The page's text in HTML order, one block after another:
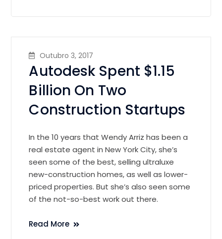
Outubro 3, 2017
Autodesk Spent $1.15
Billion On Two
Construction Startups
In the 10 years that Wendy Arriz has been a
real estate agent in New York City, she’s
seen some of the best, selling ultraluxe
new-construction homes, as well as lower-
priced properties. But she’s also seen some
of the not-so-best work out there.
Read More